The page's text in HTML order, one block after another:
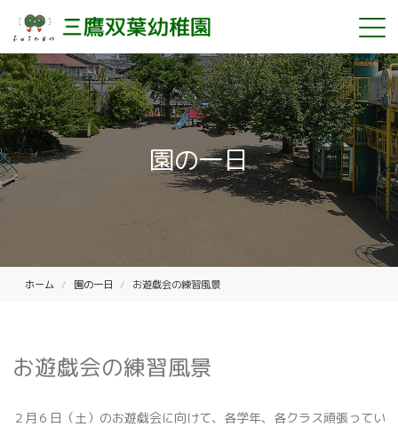
園の一日
ホーム 園の一日 お遊戯会の練習風景
お遊戯会の練習風景
２月６日（土）のお遊戯会に向けて、各学年、各クラス頑張ってい